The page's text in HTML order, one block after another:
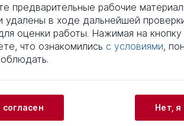
Российский
имени К.А. Тимирязева
при
предварительные рабочие
удалены в ходе дальнейшей
оценки работы. Нажимая на кнопку
что ознакомились с условиями,
согласен Нет,